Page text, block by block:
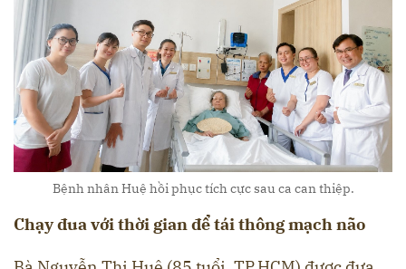
Bệnh nhân Huệ hồi phục tích cực sau ca can thiệp.
Chạy đua với thời gian để tái thông mạch não